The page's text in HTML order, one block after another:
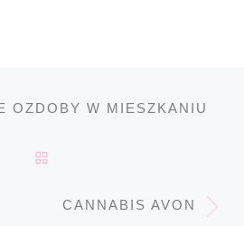
OZDOBY W MIESZKANIU
CANNABIS AVON